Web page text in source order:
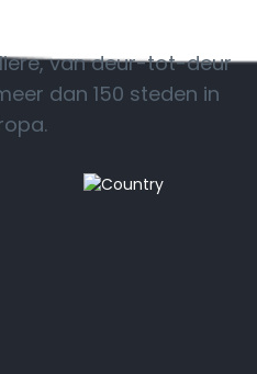
van deur-tot-deur
dan 150 steden in